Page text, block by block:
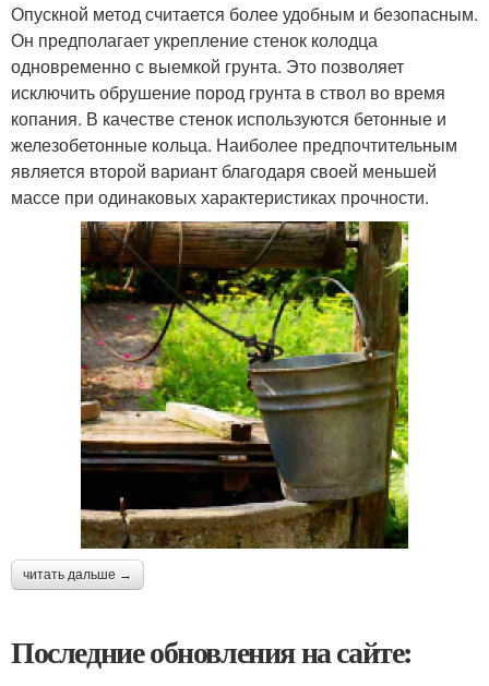
Опускной метод считается более удобным и безопасным.
Он предполагает укрепление стенок колодца
одновременно с выемкой грунта. Это позволяет
исключить обрушение пород грунта в ствол во время
копания. В качестве стенок используются бетонные и
железобетонные кольца. Наиболее предпочтительным
является второй вариант благодаря своей меньшей
массе при одинаковых характеристиках прочности.
читать дальше →
Последние обновления на сайте: